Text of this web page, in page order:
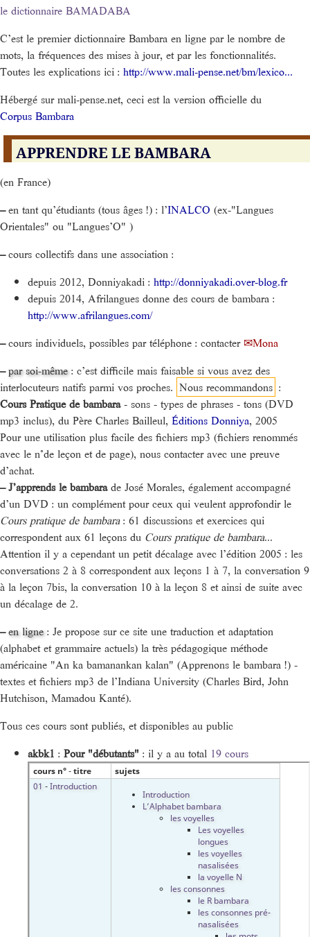
le dictionnaire BAMADABA
C’est le premier dictionnaire Bambara en ligne par le nombre de
mots, la fréquences des mises à jour, et par les fonctionnalités.
Toutes les explications ici : http://www.mali-pense.net/bm/lexico...
Hébergé sur mali-pense.net, ceci est la version officielle du
Corpus Bambara
APPRENDRE LE BAMBARA
(en France)
–en tant qu’étudiants (tous âges !) : l’INALCO (ex-"Langues
Orientales" ou "Langues’O" )
–cours collectifs dans une association :
depuis 2012, Donniyakadi : http://donniyakadi.over-blog.fr
depuis 2014, Afrilangues donne des cours de bambara :
http://www.afrilangues.com/
–cours individuels, possibles par téléphone : contacter
Mona
–par soi-même: c’est difficile mais faisable si vous avez des
interlocuteurs natifs parmi vos proches. Nous recommandons :
Cours Pratique de bambara- sons - types de phrases - tons (DVD
mp3 inclus), du Père Charles Bailleul, Éditions Donniya, 2005
Pour une utilisation plus facile des fichiers mp3 (fichiers renommés
avec le n°de leçon et de page), nous contacter avec une preuve
d’achat.
–J’apprends le bambarade José Morales, également accompagné
d’un DVD : un complément pour ceux qui veulent approfondir le
Cours pratique de bambara: 61 discussions et exercices qui
correspondent aux 61 leçons du Cours pratique de bambara...
Attention il y a cependant un petit décalage avec l’édition 2005 : les
conversations 2 à 8 correspondent aux leçons 1 à 7, la conversation 9
à la leçon 7bis, la conversation 10 à la leçon 8 et ainsi de suite avec
un décalage de 2.
–en ligne: Je propose sur ce site une traduction et adaptation
(alphabet et grammaire actuels) la très pédagogique méthode
américaine "An ka bamanankan kalan" (Apprenons le bambara !) -
textes et fichiers mp3 de l’Indiana University (Charles Bird, John
Hutchison, Mamadou Kanté).
Tous ces cours sont publiés, et disponibles au public
akbk1 : Pour "débutants" : il y a au total 19 cours